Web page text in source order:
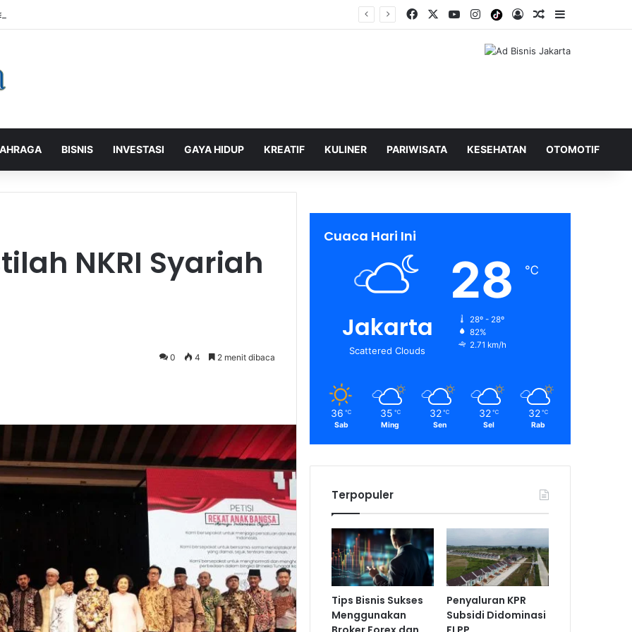
Pelanggan, PLN Icon Plus Sabet Tiga Penghargaan CCW 2026 Facebook YouTubeInstagramTiktokLog InShuffle Berita
BISNIS INVESTASI GAYA HIDUP KREATIF KULINER PARIWISATA KESEHATAN OTOMOTIF
NKRI Syariah
0 4 2 menit dibaca
Cuaca Hari Ini
Jakarta
Scattered Clouds
28 ℃
28º - 28º
82%
2.71 km/h
36 ℃
Sab
35 ℃
Ming
32 ℃
Sen
32 ℃
Sel
32 ℃
Rab
Terpopuler
Tips Bisnis Sukses
Menggunakan
Penyaluran KPR
Subsidi Didominasi